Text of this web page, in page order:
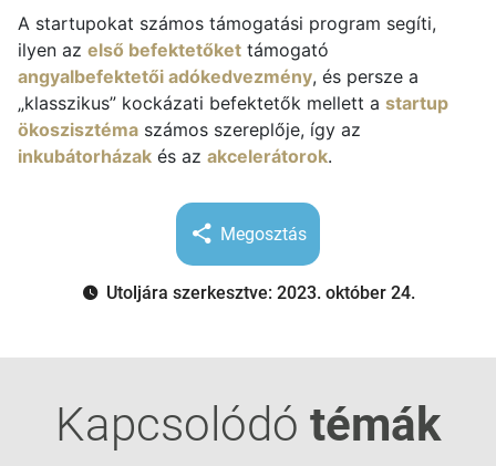
A startupokat számos támogatási program segíti,
ilyen az első befektetőket támogató
angyalbefektetői adókedvezmény, és persze a
„klasszikus” kockázati befektetők mellett a startup
ökoszisztéma számos szereplője, így az
inkubátorházak és az akcelerátorok.
Megosztás
Utoljára szerkesztve: 2023. október 24.
Kapcsolódó témák